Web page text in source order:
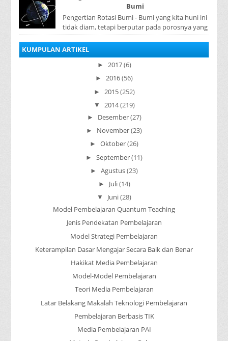
...
Bumi
Pengertian Rotasi Bumi - Bumi yang kita huni ini
tidak diam, tetapi berputar pada porosnya yang
disebut rotasi bumi. Waktu yang diperlukan...
KUMPULAN ARTIKEL
► 2017(6)
► 2016(56)
► 2015(252)
▼ 2014(219)
► Desember(27)
► November(23)
► Oktober(26)
► September(11)
► Agustus(23)
► Juli(14)
▼ Juni(28)
Model Pembelajaran Quantum Teaching
Jenis Pendekatan Pembelajaran
Model Strategi Pembelajaran
Keterampilan Dasar Mengajar Secara Baik dan Benar
Hakikat Media Pembelajaran
Model-Model Pembelajaran
Teori Media Pembelajaran
Latar Belakang Makalah Teknologi Pembelajaran
Pembelajaran Berbasis TIK
Media Pembelajaran PAI